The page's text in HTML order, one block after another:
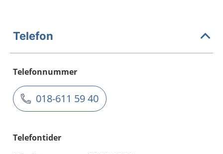
Telefon
Telefonnummer
018-611 59 40
Telefontider